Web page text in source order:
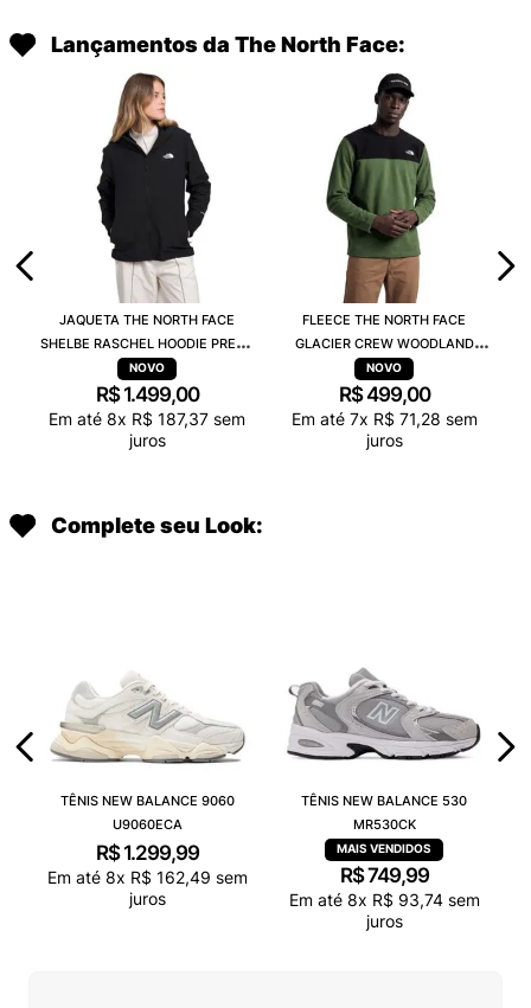
Lançamentos da The North Face:
JAQUETA THE NORTH FACE
SHELBE RASCHEL HOODIE PRETO
84JJ4H0
R$ 1.499,00
Em até 8x R$ 187,37 sem
juros
FLEECE THE NORTH FACE
GLACIER CREW WOODLAND
VERDE A023NBRI
R$499,00
Em até 7x R$ 71,28 sem
juros
Complete seu Look:
TÊNIS NEW BALANCE 9060
U9060ECA
R$ 1.299,99
Em até 8x R$ 162,49 sem
juros
TÊNIS NEW BALANCE 530
MR530CK
R$749,99
Em até 8x R$ 93,74sem
juros